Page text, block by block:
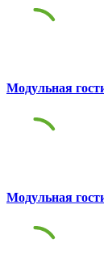
Модульная
Модульная